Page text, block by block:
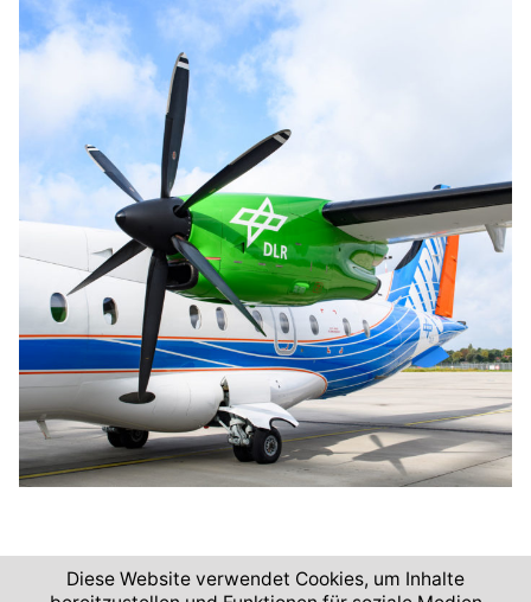
Diese Website verwendet Cookies, um Inhalte